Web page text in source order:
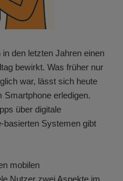
den letzten Jahren einen
bewirkt. Was früher nur
war, lässt sich heute
Smartphone erledigen.
über digitale
basierten Systemen gibt
mobilen
Nutzer zwei Aspekte im